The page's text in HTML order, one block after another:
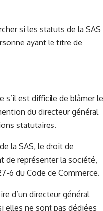
si les statuts de la SAS
ayant le titre de
s’il est difficile de blâmer le
du directeur général
statutaires.
la SAS, le droit de
de représenter la société,
6 du Code de Commerce.
d’un directeur général
elles ne sont pas dédiées